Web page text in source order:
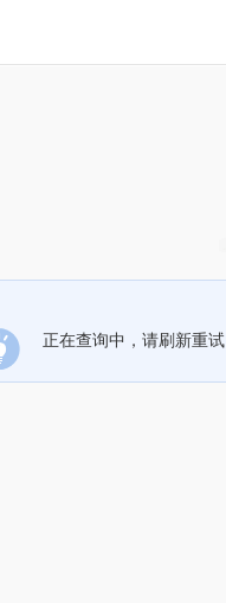
正在查询中，请刷新重试